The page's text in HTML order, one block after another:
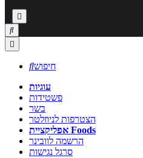



חיפוש
עוגיות
פשטידות
בשר
הצטרפות לניוזלטר
אפליקציית Foods
הרשמה לוובינר
סרגל נגישות